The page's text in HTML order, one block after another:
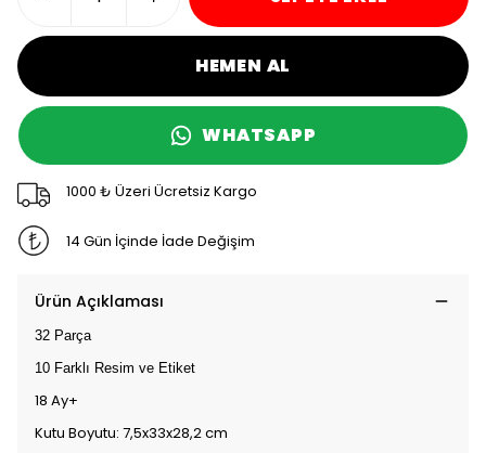
HEMEN AL
WHATSAPP
1000 ₺ Üzeri Ücretsiz Kargo
14 Gün İçinde İade Değişim
Ürün Açıklaması
32 Parça
10 Farklı Resim ve Etiket
18 Ay+
Kutu Boyutu: 7,5x33x28,2 cm